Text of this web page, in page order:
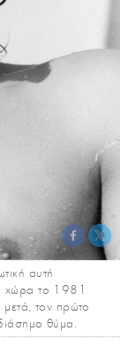
αυτή
χώρα το 1981
μετά, τον πρώτο
θύμα.